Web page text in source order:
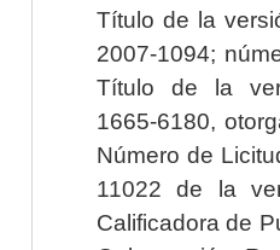
Título de la
2007-1094;
Título de la
1665-6180,
Número de
11022 de la
Calificadora de